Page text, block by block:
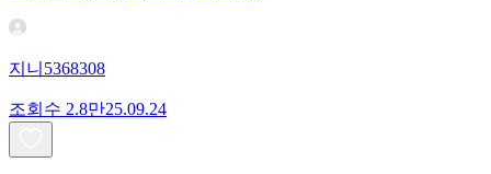
지니5368308
조회수 2.8만25.09.24